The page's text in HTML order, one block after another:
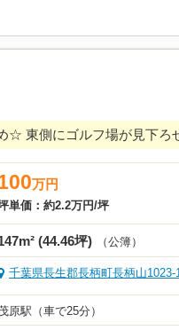
東側にゴルフ場が見下ろ
万円
単価： 約2.2万円/坪
(44.46坪) （公簿）
千葉県長生郡長柄町長柄山1023-
原駅（車で25分）